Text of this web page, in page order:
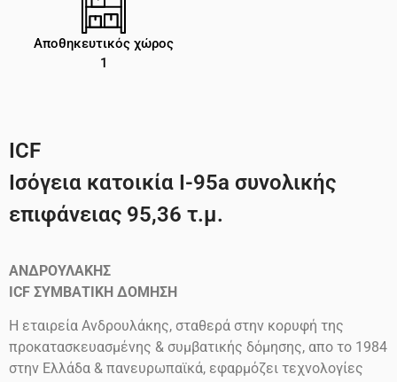
Αποθηκευτικός χώρος
1
ICF
Ισόγεια κατοικία I-95a συνολικής
επιφάνειας 95,36 τ.μ.
ΑΝΔΡΟΥΛΑΚΗΣ
ICF ΣΥΜΒΑΤΙΚΗ ΔΟΜΗΣΗ
Η εταιρεία Ανδρουλάκης, σταθερά στην κορυφή της
προκατασκευασμένης & συμβατικής δόμησης, απο το 1984
στην Ελλάδα & πανευρωπαϊκά, εφαρμόζει τεχνολογίες